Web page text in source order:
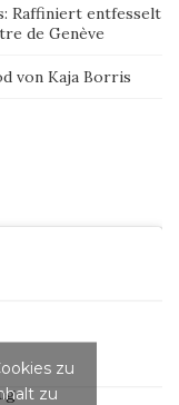
Raffiniert entfesselt
de Genève
von Kaja Borris
zu
zu